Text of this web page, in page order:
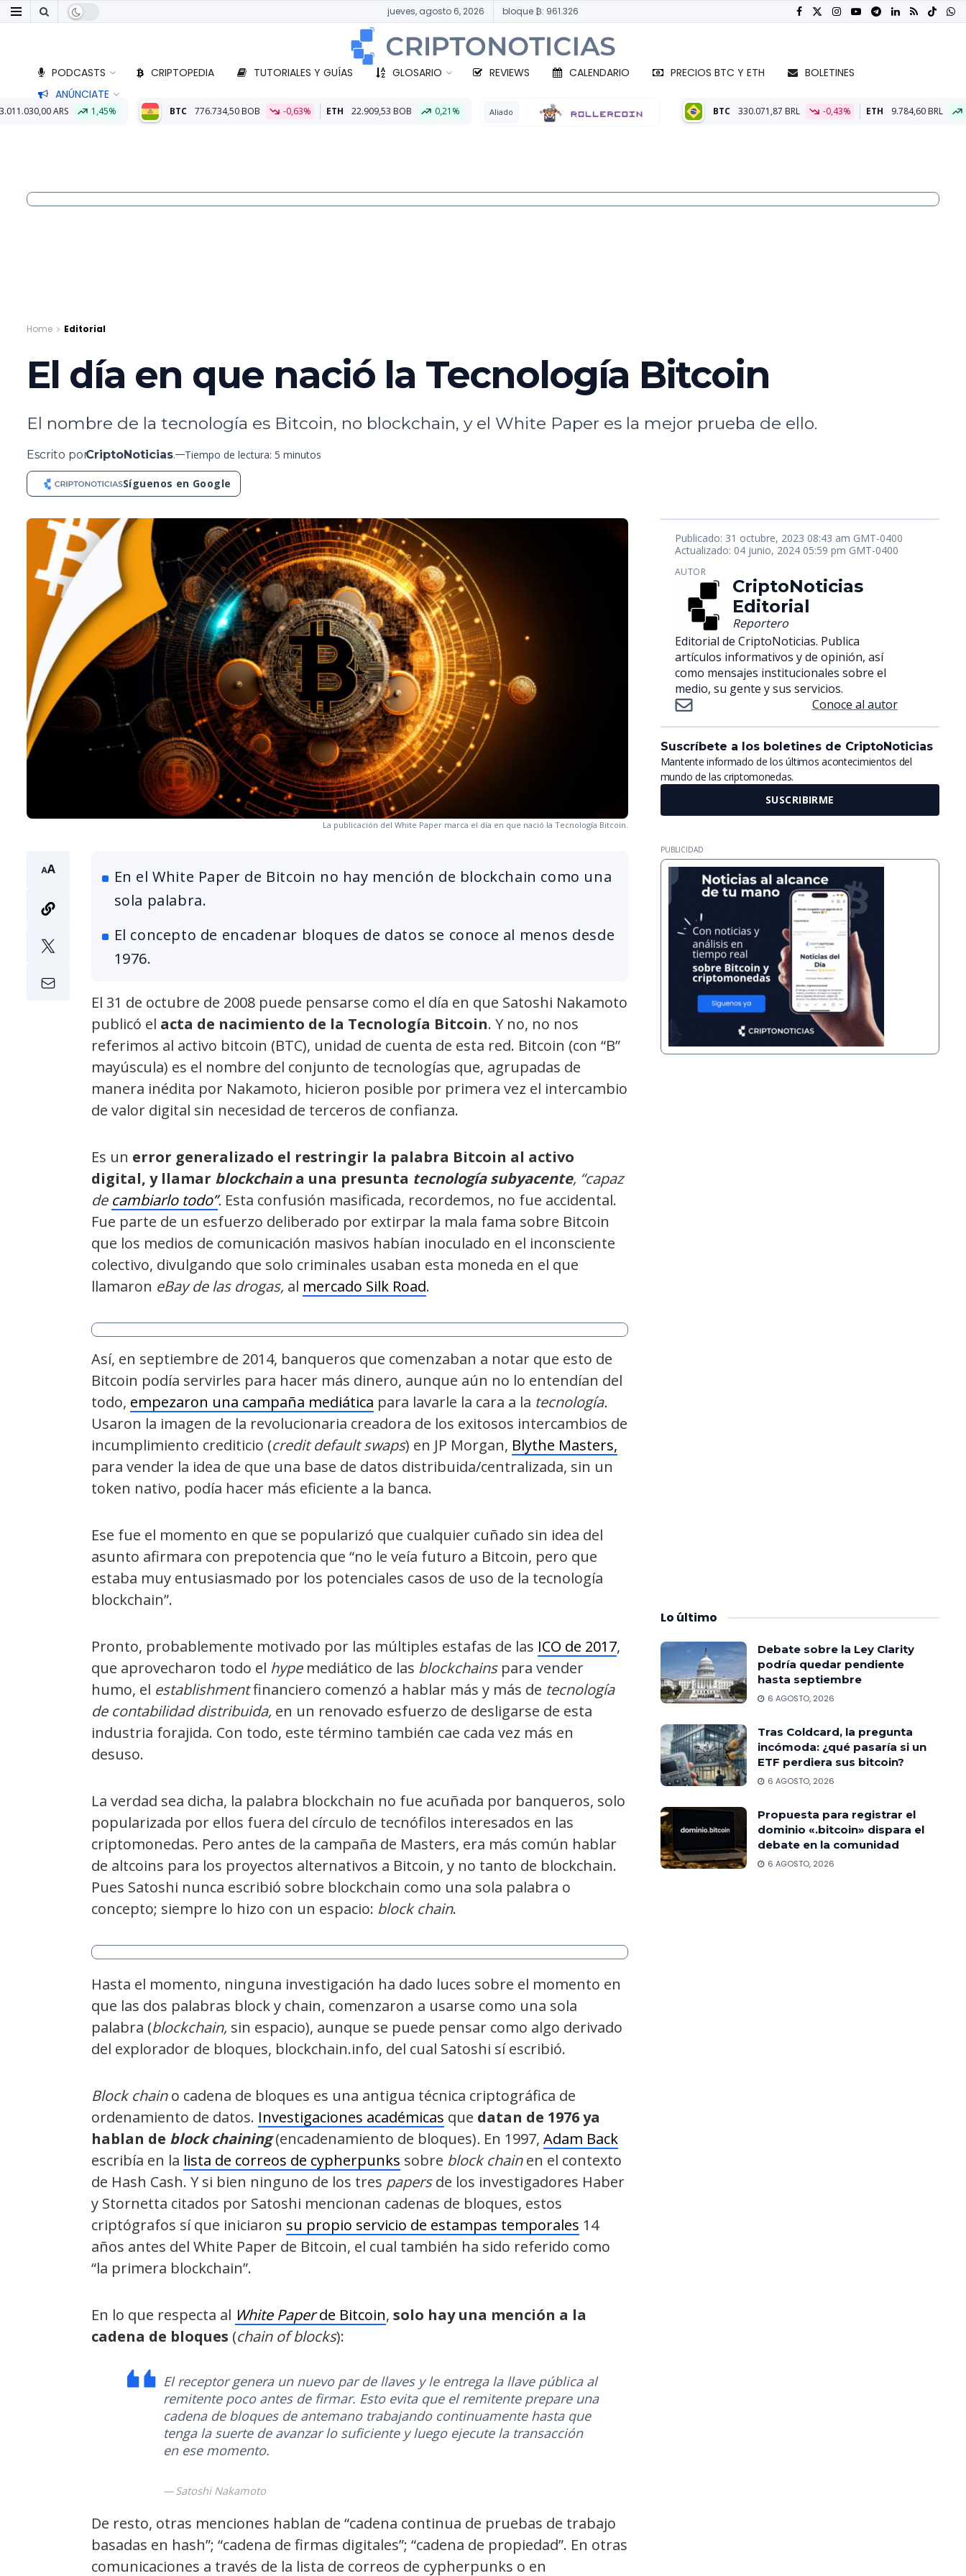
jueves, agosto 6, 2026 bloque ₿: 961.326
PODCASTS CRIPTOPEDIA TUTORIALES Y GUÍAS GLOSARIO REVIEWS CALENDARIO PRECIOS BTC Y ETH
BOLETINES
ANÚNCIATE
BTC 776.734,50 BOB -0,63% ETH 22.909,53 BOB 0,21% Aliado BTC 330.071,87 BRL -0,43% ETH 9.784,60 BRL 0,32%
Home Editorial
El día en que nació la Tecnología Bitcoin
El nombre de la tecnología es Bitcoin, no blockchain, y el White Paper es la mejor prueba de ello.
Escrito porCriptoNoticias. Tiempo de lectura: 5 minutos
Síguenos en Google
La publicación del White Paper marca el día en que nació la Tecnología Bitcoin.
En el White Paper de Bitcoin no hay mención de blockchain como una
sola palabra.
El concepto de encadenar bloques de datos se conoce al menos desde
1976.
El 31 de octubre de 2008 puede pensarse como el día en que Satoshi Nakamoto
publicó el acta de nacimiento de la Tecnología Bitcoin. Y no, no nos
referimos al activo bitcoin (BTC), unidad de cuenta de esta red. Bitcoin (con “B”
mayúscula) es el nombre del conjunto de tecnologías que, agrupadas de
manera inédita por Nakamoto, hicieron posible por primera vez el intercambio
de valor digital sin necesidad de terceros de confianza.
Es un error generalizado el restringir la palabra Bitcoin al activo
digital, y llamar blockchaina una presunta tecnología subyacente, “capaz
de cambiarlo todo”. Esta confusión masificada, recordemos, no fue accidental.
Fue parte de un esfuerzo deliberado por extirpar la mala fama sobre Bitcoin
que los medios de comunicación masivos habían inoculado en el inconsciente
colectivo, divulgando que solo criminales usaban esta moneda en el que
llamaron eBay de las drogas, al mercado Silk Road.
Así, en septiembre de 2014, banqueros que comenzaban a notar que esto de
Bitcoin podía servirles para hacer más dinero, aunque aún no lo entendían del
todo, empezaron una campaña mediática para lavarle la cara a la tecnología.
Usaron la imagen de la revolucionaria creadora de los exitosos intercambios de
incumplimiento crediticio (credit default swaps) en JP Morgan, Blythe Masters,
para vender la idea de que una base de datos distribuida/centralizada, sin un
token nativo, podía hacer más eficiente a la banca.
Ese fue el momento en que se popularizó que cualquier cuñado sin idea del
asunto afirmara con prepotencia que “no le veía futuro a Bitcoin, pero que
estaba muy entusiasmado por los potenciales casos de uso de la tecnología
blockchain”.
Pronto, probablemente motivado por las múltiples estafas de las ICO de 2017,
que aprovecharon todo el hypemediático de las blockchainspara vender
humo, el establishmentfinanciero comenzó a hablar más y más de tecnología
de contabilidad distribuida, en un renovado esfuerzo de desligarse de esta
industria forajida. Con todo, este término también cae cada vez más en
desuso.
La verdad sea dicha, la palabra blockchain no fue acuñada por banqueros, solo
popularizada por ellos fuera del círculo de tecnófilos interesados en las
criptomonedas. Pero antes de la campaña de Masters, era más común hablar
de altcoins para los proyectos alternativos a Bitcoin, y no tanto de blockchain.
Pues Satoshi nunca escribió sobre blockchain como una sola palabra o
concepto; siempre lo hizo con un espacio: block chain.
Hasta el momento, ninguna investigación ha dado luces sobre el momento en
que las dos palabras block y chain, comenzaron a usarse como una sola
palabra (blockchain, sin espacio), aunque se puede pensar como algo derivado
del explorador de bloques, blockchain.info, del cual Satoshi sí escribió.
Block chaino cadena de bloques es una antigua técnica criptográfica de
ordenamiento de datos. Investigaciones académicas que datan de 1976 ya
hablan de block chaining(encadenamiento de bloques). En 1997, Adam Back
escribía en la lista de correos de cypherpunks sobre block chainen el contexto
de Hash Cash. Y si bien ninguno de los tres papersde los investigadores Haber
y Stornetta citados por Satoshi mencionan cadenas de bloques, estos
criptógrafos sí que iniciaron su propio servicio de estampas temporales 14
años antes del White Paper de Bitcoin, el cual también ha sido referido como
“la primera blockchain”.
En lo que respecta al White Paperde Bitcoin, solo hay una mención a la
cadena de bloques (chain of blocks):
El receptor genera un nuevo par de llaves y le entrega la llave pública al
remitente poco antes de firmar. Esto evita que el remitente prepare una
cadena de bloques de antemano trabajando continuamente hasta que
tenga la suerte de avanzar lo suficiente y luego ejecute la transacción
en ese momento.
Satoshi Nakamoto
De resto, otras menciones hablan de “cadena continua de pruebas de trabajo
basadas en hash”; “cadena de firmas digitales”; “cadena de propiedad”. En otras
comunicaciones a través de la lista de correos de cypherpunks o en
Publicado: 31 octubre, 2023 08:43 am GMT-0400
Actualizado: 04 junio, 2024 05:59 pm GMT-0400
AUTOR
CriptoNoticias
Editorial
Reportero
Editorial de CriptoNoticias. Publica
artículos informativos y de opinión, así
como mensajes institucionales sobre el
medio, su gente y sus servicios.
Conoce al autor
Suscríbete a los boletines de CriptoNoticias
Mantente informado de los últimos acontecimientos del
mundo de las criptomonedas.
SUSCRIBIRME
PUBLICIDAD
Lo último
Debate sobre la Ley Clarity
podría quedar pendiente
hasta septiembre
6 AGOSTO, 2026
Tras Coldcard, la pregunta
incómoda: ¿qué pasaría si un
ETF perdiera sus bitcoin?
6 AGOSTO, 2026
Propuesta para registrar el
dominio «.bitcoin» dispara el
debate en la comunidad
6 AGOSTO, 2026